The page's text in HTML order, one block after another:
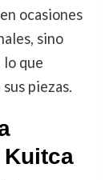
ocasiones
sino
que
piezas.
Kuitca